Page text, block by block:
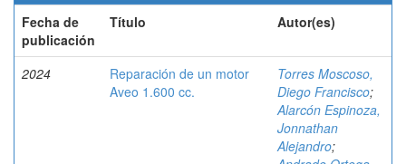
Fecha de
publicación
Título Autor(es)
2024
Reparación de un motor
Aveo 1.600 cc.
Torres Moscoso,
Diego Francisco;
Alarcón Espinoza,
Jonnathan
Alejandro;